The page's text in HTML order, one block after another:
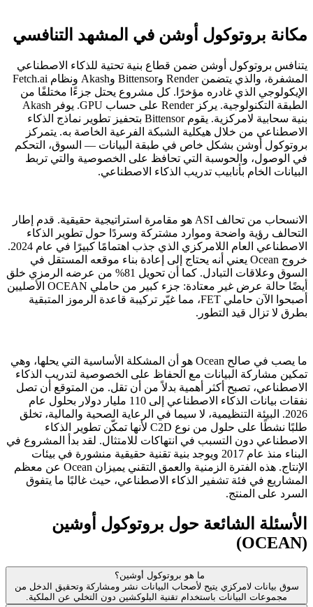
مكانة بروتوكول أوشن في المشهد التنافسي
يتنافس بروتوكول أوشن ضمن قطاع بنية تحتية للذكاء الاصطناعي
المشفرة، والذي يتضمن Render وBittensor وAkash ونظام Fetch.ai
الإيكولوجي الذي غادره مؤخرًا. كل مشروع يحتل جزءًا مختلفًا من
الطبقة التكنولوجية. يركز Render على حساب GPU. يوفر Akash
بنية سحابية لامركزية. يقوم Bittensor بتحفيز تطوير نماذج الذكاء
الاصطناعي من خلال هيكلية الشبكة الفرعية الخاصة به. يتمركز
بروتوكول أوشن بشكل خاص في طبقة البيانات — السوق، التحكم
في الوصول، والحوسبة التي تحافظ على الخصوصية والتي تربط
البيانات الخام بأنابيب تدريب الذكاء الاصطناعي.
الانسحاب من تحالف ASI هو مقامرة استراتيجية حقيقية. قدم إطار
التحالف رؤية واضحة وموارد مشتركة وسردًا حول تطوير الذكاء
الاصطناعي العام اللامركزي الذي جذب اهتمامًا كبيرًا في عام 2024.
خروج Ocean يعني أنه يحتاج إلى إعادة بناء موقعه المستقل في
السوق وعلاقات التبادل. كما أن تحويل 81% من عرضه الرمزي خلق
أيضًا حالة عرض غير معتادة: جزء كبير من حاملي OCEAN الأصليين
أصبحوا الآن حاملي FET، مما غيّر تركيبة قاعدة الرموز المتبقية
بطرق لا تزال قيد التطور.
ما يصب في صالح Ocean هو أن المشكلة الأساسية التي يحلها، وهي
تمكين مشاركة البيانات مع الحفاظ على الخصوصية لتدريب الذكاء
الاصطناعي، تصبح أكثر أهمية بدلاً من أن تقل. من المتوقع أن تصل
نفقات بيانات الذكاء الاصطناعي إلى 110 مليار دولار بحلول عام
2026. البيئة التنظيمية، لا سيما في الرعاية الصحية والمالية، تخلق
طلبًا نشطًا على حلول من نوع C2D لأنها تمكّن تطوير الذكاء
الاصطناعي دون التسبب في انتهاكات للامتثال. لقد بدأ المشروع في
البناء منذ عام 2017 ويوجد بنية تقنية حقيقية منشورة في بيئات
الإنتاج. هذه الفترة الزمنية والعمق التقني يميزان Ocean عن معظم
المشاريع في فئة تشفير الذكاء الاصطناعي، حيث غالبًا ما يتفوق
السرد على المنتج.
الأسئلة الشائعة حول بروتوكول أوشين
(OCEAN)
ما هو بروتوكول أوشين؟
سوق بيانات لامركزي يتيح لأصحاب البيانات نشر ومشاركة وتحقيق الدخل من
مجموعات البيانات باستخدام تقنية البلوكشين دون التخلي عن الملكية.